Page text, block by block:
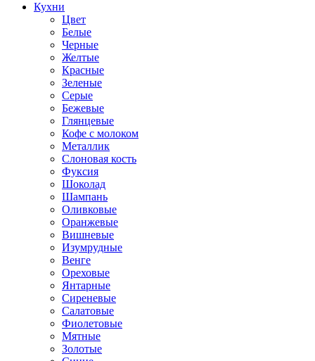
Кухни
Цвет
Белые
Черные
Желтые
Красные
Зеленые
Серые
Бежевые
Глянцевые
Кофе с молоком
Металлик
Слоновая кость
Фуксия
Шоколад
Шампань
Оливковые
Оранжевые
Вишневые
Изумрудные
Венге
Ореховые
Янтарные
Сиреневые
Салатовые
Фиолетовые
Мятные
Золотые